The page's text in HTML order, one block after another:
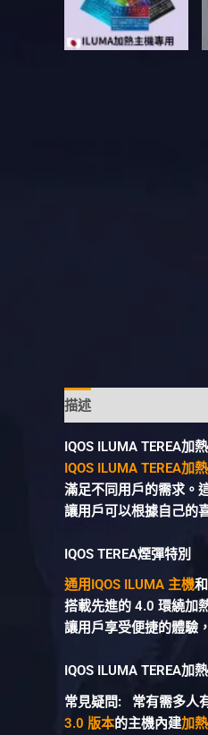
描述
IQOS ILUMA TEREA加
IQOS ILUMA TEREA加
滿足不同用戶的需求。
讓用戶可以根據自己的
IQOS TEREA煙彈特別
通用IQOS ILUMA 主機和
搭載先進的 4.0 環繞加
讓用戶享受便捷的體驗
IQOS ILUMA TEREA加
常見疑問: 常有需多人
3.0 版本的主機內建加